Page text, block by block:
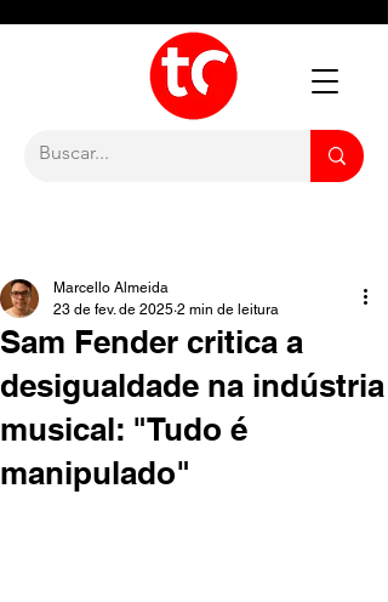
Sam Fender critica a
desigualdade na indústria
musical: "Tudo é
manipulado"
Marcello Almeida
23 de fev. de 2025 2 min de leitura